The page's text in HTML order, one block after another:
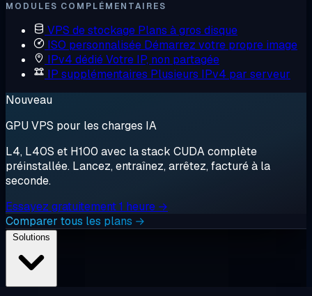
MODULES COMPLÉMENTAIRES
VPS de stockage Plans à gros disque
ISO personnalisée Démarrez votre propre image
IPv4 dédiéVotre IP, non partagée
IP supplémentaires Plusieurs IPv4 par serveur
Nouveau
GPU VPS pour les charges IA
L4, L40S et H100 avec la stack CUDA complète
préinstallée. Lancez, entraînez, arrêtez, facturé à la
seconde.
Essayez gratuitement 1 heure →
Comparer tous les plans →